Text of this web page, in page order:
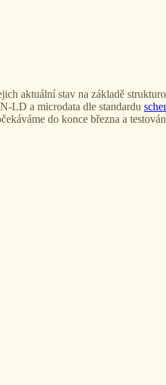
aktuální stav na základě
LD a microdata dle standardu
do konce března a